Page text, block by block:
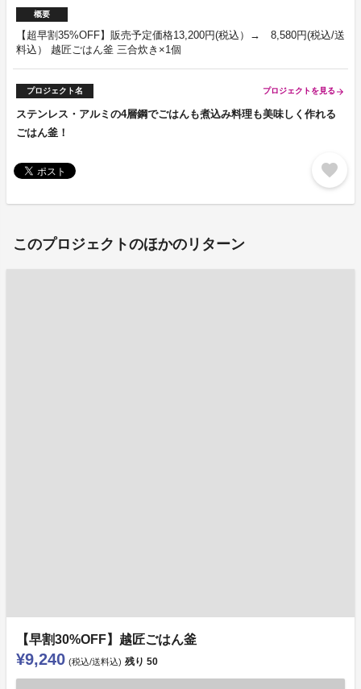
概要
【超早割35%OFF】販売予定価格13,200円(税込）→ 8,580円(税込/送
料込） 越匠ごはん釜 三合炊き×1個
プロジェクト名 プロジェクトを見る arrow_forward
ステンレス・アルミの4層鋼でごはんも煮込み料理も美味しく作れる
ごはん釜！
favorite
このプロジェクトのほかのリターン
【早割30%OFF】越匠ごはん釜
¥9,240 (税込/送料込) 残り 50